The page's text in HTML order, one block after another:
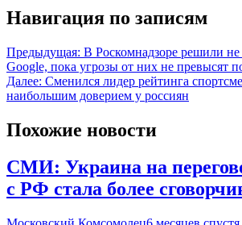
Навигация по записям
Предыдущая: В Роскомнадзоре решили не
Google, пока угрозы от них не превысят
Далее: Сменился лидер рейтинга
наибольшим доверием у россиян
Похожие новости
СМИ: Украина на
с РФ стала более